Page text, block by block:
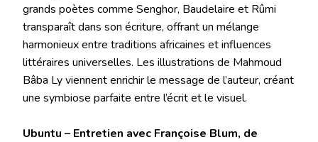
grands poètes comme Senghor, Baudelaire et Rûmi
transparaît dans son écriture, offrant un mélange
harmonieux entre traditions africaines et influences
littéraires universelles. Les illustrations de Mahmoud
Bâba Ly viennent enrichir le message de l’auteur, créant
une symbiose parfaite entre l’écrit et le visuel.
Ubuntu – Entretien avec Françoise Blum, de